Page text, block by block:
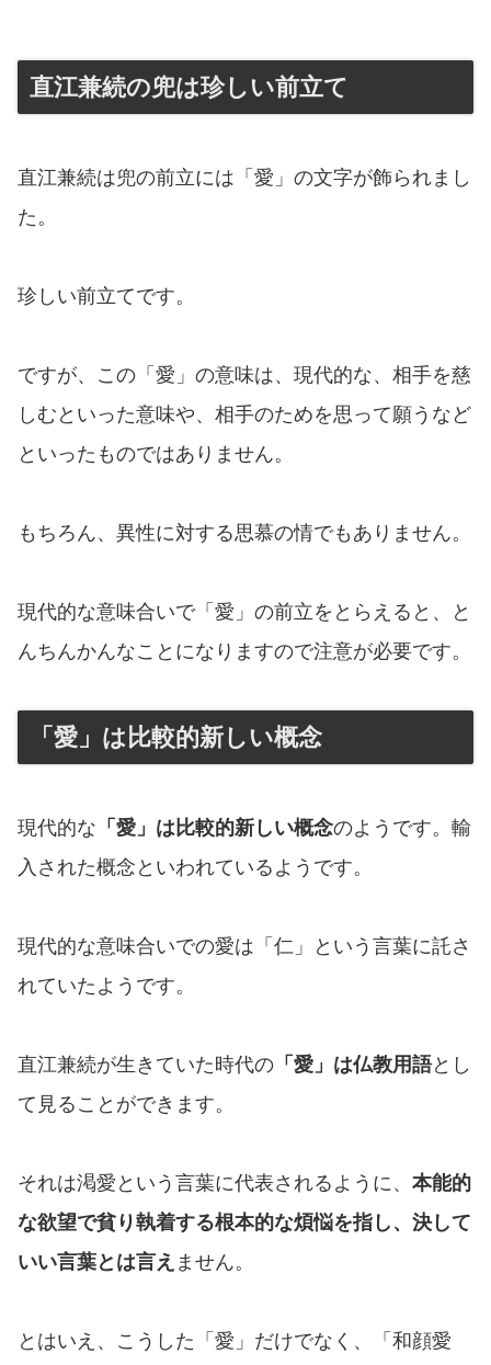
直江兼続の兜は珍しい前立て
直江兼続は兜の前立には「愛」の文字が飾られまし
た。
珍しい前立てです。
ですが、この「愛」の意味は、現代的な、相手を慈
しむといった意味や、相手のためを思って願うなど
といったものではありません。
もちろん、異性に対する思慕の情でもありません。
現代的な意味合いで「愛」の前立をとらえると、と
んちんかんなことになりますので注意が必要です。
「愛」は比較的新しい概念
現代的な 「愛」は比較的新しい概念のようです。輸
入された概念といわれているようです。
現代的な意味合いでの愛は「仁」という言葉に託さ
れていたようです。
直江兼続が生きていた時代の 「愛」は仏教用語とし
て見ることができます。
それは渇愛という言葉に代表されるように、 本能的
な欲望で貧り執着する根本的な煩悩を指し、決して
いい言葉とは言え ません。
とはいえ、こうした「愛」だけでなく、「和顔愛